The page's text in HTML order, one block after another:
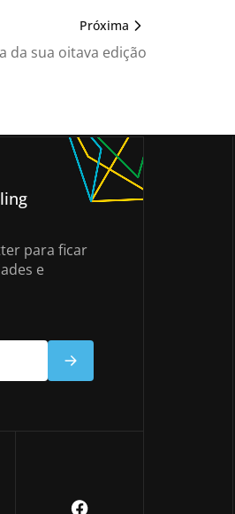
Próxima
da sua oitava edição
para ficar
e